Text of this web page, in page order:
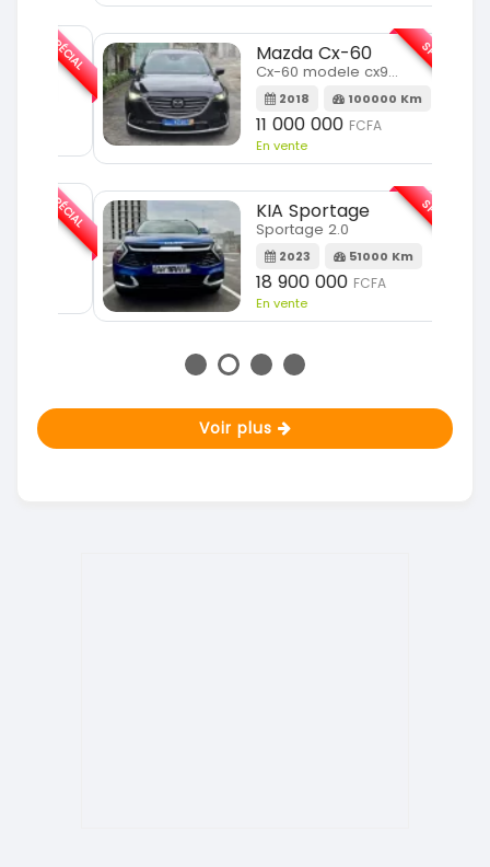
Mazda Cx-60
Cx-60 modele cx9 full option
2018 100000 Km
11 000 000FCFA
En vente
SPÉCIAL
KIA Sportage
Sportage 2.0
2023 51000 Km
18 900 000FCFA
En vente
SPÉCIAL
Voir plus